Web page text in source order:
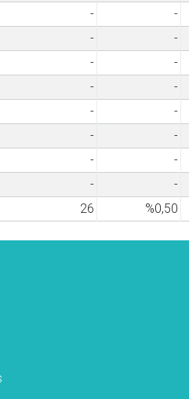
- -
- -
- -
- -
- -
- -
- -
- -
26 %0,50